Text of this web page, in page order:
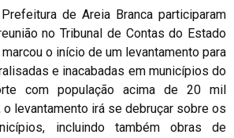
de Areia Branca participaram
no Tribunal de Contas do Estado
marcou o início de um levantamento para
e inacabadas em municípios do
com população acima de 20 mil
levantamento irá se debruçar sobre os
incluindo também obras de